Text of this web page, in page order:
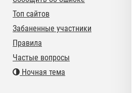
Топ сайтов
Забаненные участники
Правила
Частые вопросы
Ночная тема